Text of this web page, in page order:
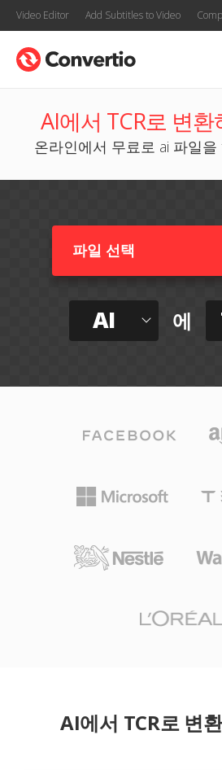
Video Editor Add Subtitles to Video
AI에서 TCR로 변
온라인에서 무료로 ai 파일
파일 선택
AI 에
AI에서 TCR로 변